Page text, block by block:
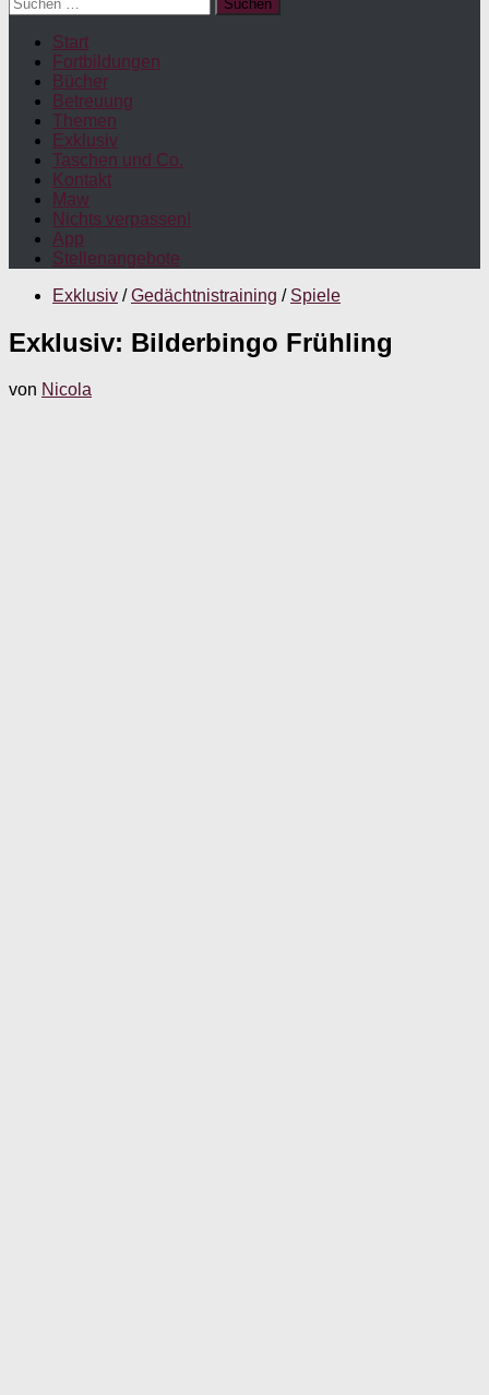
nach:
Start
Fortbildungen
Bücher
Betreuung
Themen
Exklusiv
Taschen und Co.
Kontakt
Maw
Nichts verpassen!
App
Stellenangebote
Exklusiv / Gedächtnistraining / Spiele
Exklusiv: Bilderbingo Frühling
von Nicola